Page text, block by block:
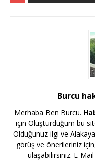
Burcu
Merhaba Ben Burcu.
için Oluşturduğum bu
Olduğunuz ilgi ve
görüş ve önerileriniz
ulaşabilirsiniz. E-Mail